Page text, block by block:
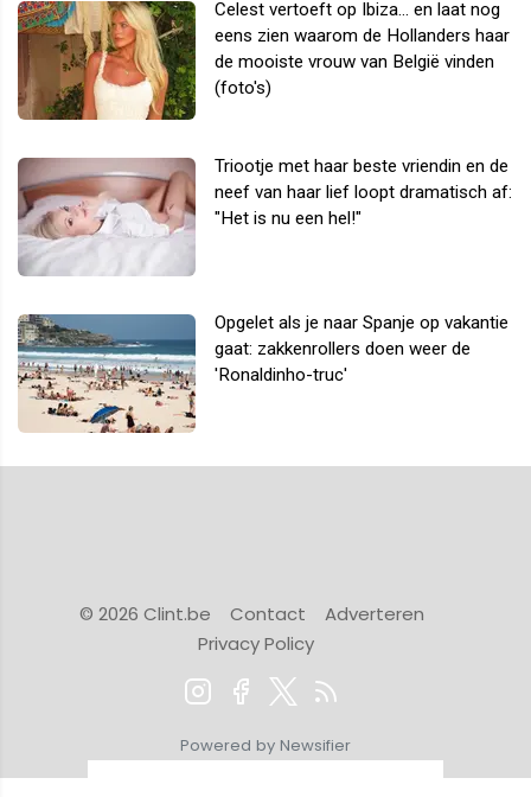
Celest vertoeft op Ibiza... en laat nog
eens zien waarom de Hollanders haar
de mooiste vrouw van België vinden
(foto's)
Triootje met haar beste vriendin en de
neef van haar lief loopt dramatisch af:
"Het is nu een hel!"
Opgelet als je naar Spanje op vakantie
gaat: zakkenrollers doen weer de
'Ronaldinho-truc'
© 2026 Clint.be Contact
Adverteren
Privacy Policy
Powered by Newsifier